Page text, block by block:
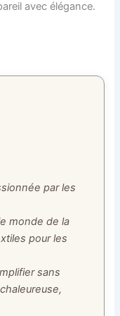
avec élégance.
par les
monde de la
pour les
sans